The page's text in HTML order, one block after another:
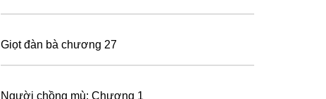
Giọt đàn bà chương 27
Người chồng mù: Chương 1